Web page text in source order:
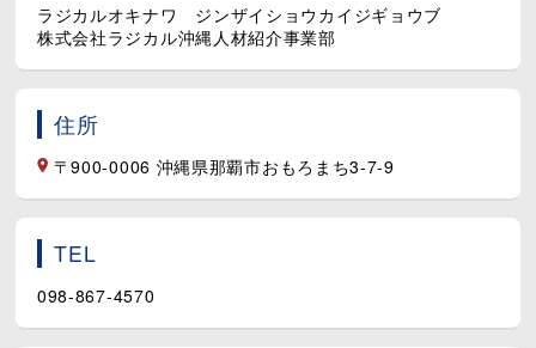
ラジカルオキナワ ジンザイショウカイジギョウブ
株式会社ラジカル沖縄人材紹介事業部
住所
〒900-0006 沖縄県那覇市おもろまち3-7-9
TEL
098-867-4570